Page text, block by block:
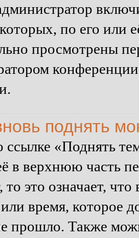
по его или
просмотрены
поднять
«Поднять
в верхнюю часть
то это означает,
время, которое
прошло. Также